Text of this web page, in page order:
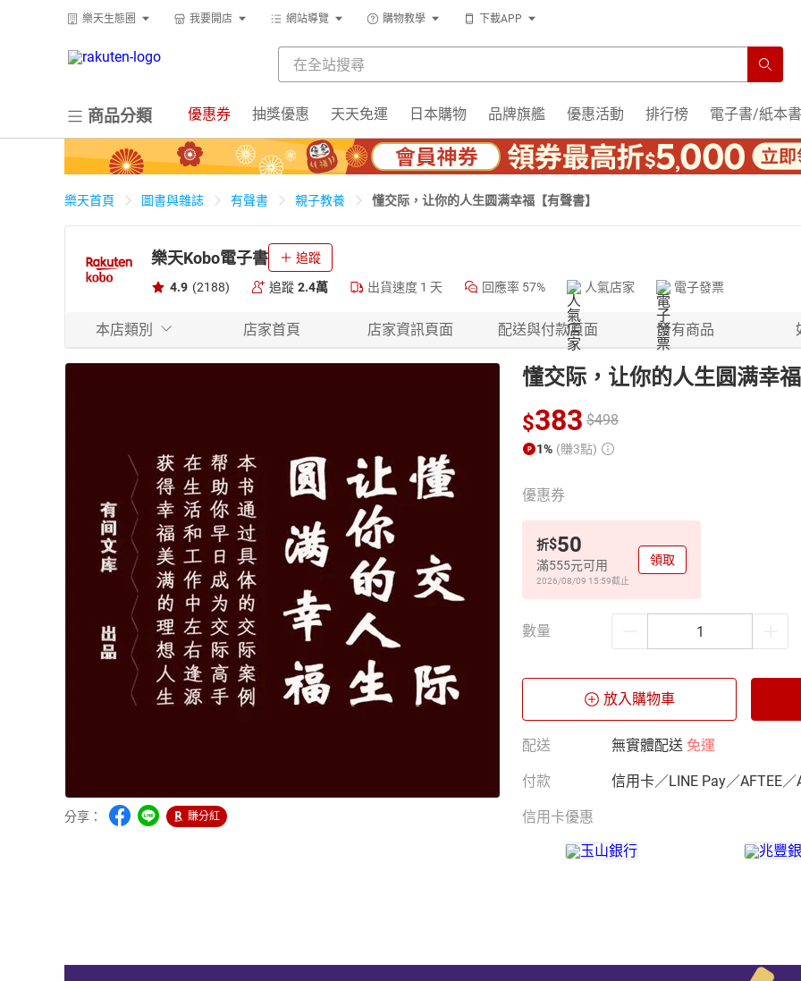
樂天生態圈 我要開店 網站導覽 購物教學 下載APP
商品分類 優惠券 抽獎優惠 天天免運 日本購物 品牌旗艦 優惠活動 排行榜 電子書/紙本書
樂天首頁 圖書與雜誌 有聲書 親子教養 懂交际，让你的人生圆满幸福【有聲書】
樂天Kobo電子書 追蹤
4.9 (2188) 追蹤 2.4萬 出貨速度 1 天 回應率 57% 人氣店家 電子發票
本店類別 店家首頁 店家資訊頁面 配送與付款頁面 所有商品
分享： 賺分紅
懂交际，让你的人生圆满幸
$383 $498
1% (賺3點)
優惠券
折$50
滿555元可用
2026/08/09 15:59截止
領取
數量
放入購物車
配送 無實體配送 免運
付款 信用卡／LINE Pay／AFTEE／
信用卡優惠